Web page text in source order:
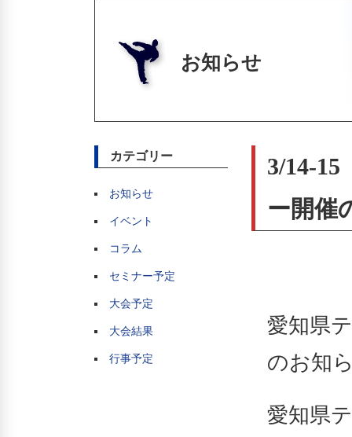
お知らせ
カテゴリー
お知らせ
イベント
コラム
セミナー予定
大会予定
大会結果
行事予定
3/14-
ー開催
愛知県
のお知
愛知県